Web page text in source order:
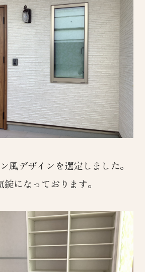
風デザインを選定しました。
錠になっております。